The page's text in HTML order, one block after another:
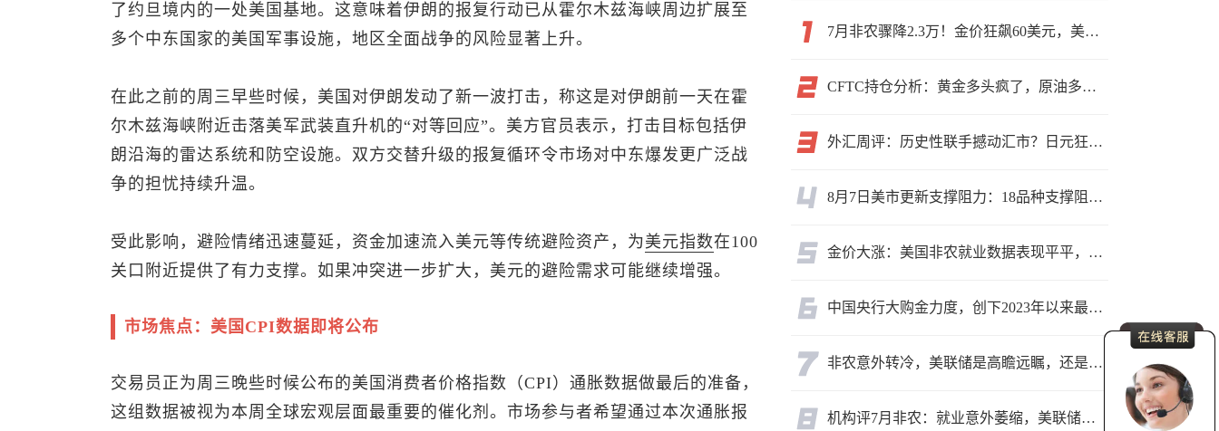
了约旦境内的一处美国基地。这意味着伊朗的报复行动已从霍尔木兹海峡周边扩展至
多个中东国家的美国军事设施，地区全面战争的风险显著上升。
在此之前的周三早些时候，美国对伊朗发动了新一波打击，称这是对伊朗前一天在霍
尔木兹海峡附近击落美军武装直升机的“对等回应”。美方官员表示，打击目标包括伊
朗沿海的雷达系统和防空设施。双方交替升级的报复循环令市场对中东爆发更广泛战
争的担忧持续升温。
受此影响，避险情绪迅速蔓延，资金加速流入美元等传统避险资产，为美元指数在100
关口附近提供了有力支撑。如果冲突进一步扩大，美元的避险需求可能继续增强。
市场焦点：美国CPI数据即将公布
交易员正为周三晚些时候公布的美国消费者价格指数（CPI）通胀数据做最后的准备，
这组数据被视为本周全球宏观层面最重要的催化剂。市场参与者希望通过本次通胀报
7月非农骤降2.3万！金价狂飙60美元，美联储9月加息预期瞬间崩塌
CFTC持仓分析：黄金多头疯了，原油多头跑了，日元空头投降了！
外汇周评：历史性联手撼动汇市？日元狂飙后回调，非农意外爆冷，美元刷新七周低点
8月7日美市更新支撑阻力：18品种支撑阻力(金银铂钯原油天然气铜及十大货币对)
金价大涨：美国非农就业数据表现平平，美联储加息预期遭重创
中国央行大购金力度，创下2023年以来最大月度购金规模
非农意外转冷，美联储是高瞻远瞩，还是政治默契？
机构评7月非农：就业意外萎缩，美联储迎政策难题